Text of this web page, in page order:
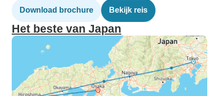
Download brochure Bekijk reis
Het beste van Japan